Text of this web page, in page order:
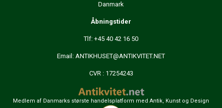
Danmark
Åbningstider
Tlf: +45 40 42 16 50
Email: ANTIKHUSET@ANTIKVITET.NET
CVR : 17254243
Medlem af Danmarks største handelsplatform med Antik, Kunst og Design